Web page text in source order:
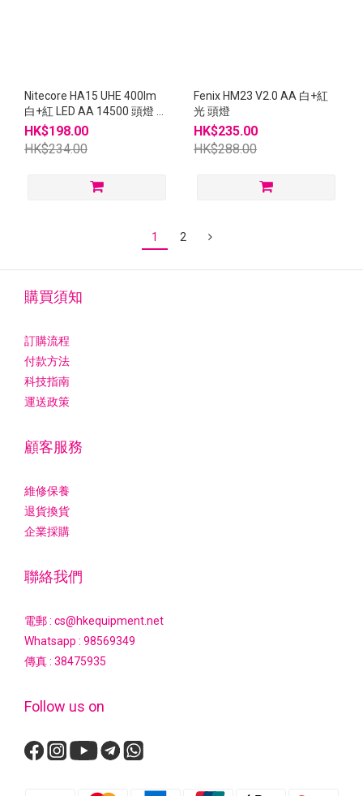
Nitecore HA15 UHE 400lm
白+紅 LED AA 14500 頭燈 夾
燈 HA15UHE 連NL1411R
HK$198.00
HK$234.00
Fenix HM23 V2.0 AA 白+紅
光 頭燈
HK$235.00
HK$288.00
1 2
購買須知
訂購流程
付款方法
科技指南
運送政策
顧客服務
維修保養
退貨換貨
企業採購
聯絡我們
電郵 : cs@hkequipment.net
Whatsapp : 98569349
傳真 : 38475935
Follow us on